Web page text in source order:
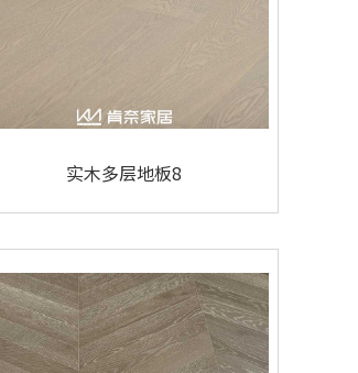
实木多层地板8